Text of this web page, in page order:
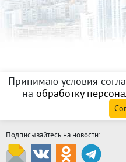
Принимаю условия
на обработку
Подписывайтесь на новости: